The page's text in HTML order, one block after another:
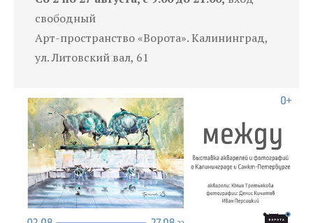
свободный
Арт-пространство «Ворота». Калининград,
ул. Литовский вал, 61